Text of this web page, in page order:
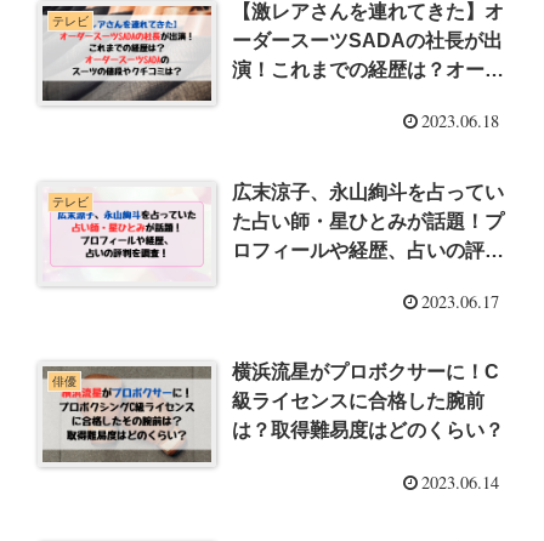
テレビ
【激レアさんを連れてきた】オ
ーダースーツSADAの社長が出
演！これまでの経歴は？オーダ
2023.06.18
テレビ
広末涼子、永山絢斗を占ってい
た占い師・星ひとみが話題！プ
ロフィールや経歴、占いの評判
2023.06.17
俳優
横浜流星がプロボクサーに！C
級ライセンスに合格した腕前
は？取得難易度はどのくらい？
2023.06.14